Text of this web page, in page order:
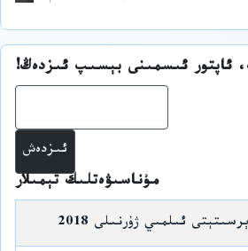
ئاپتور ئىسمىنى بېسىپ ئىزدەڭ!
مۇناسىۋەتلىك تېمىلار
ئىلمىي ژۇرنىلى 2018